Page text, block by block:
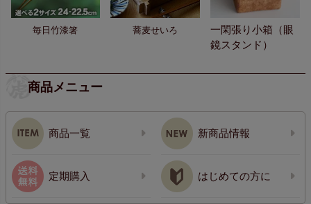
毎日竹漆箸 蕎麦せいろ
一閑張り小箱（眼
鏡スタンド）
商品メニュー
商品一覧 新商品情報
定期購入 はじめての方に